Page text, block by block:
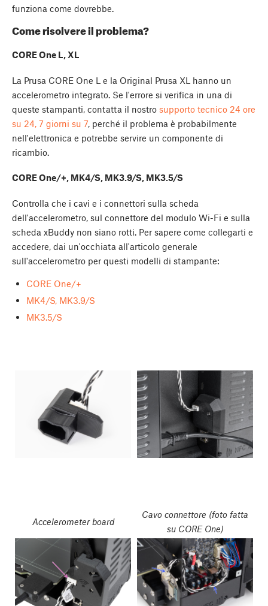
funziona come dovrebbe.
Come risolvere il problema?
CORE One L, XL
La Prusa CORE One L e la Original Prusa XL hanno un
accelerometro integrato. Se l'errore si verifica in una di
queste stampanti, contatta il nostro supporto tecnico 24 ore
su 24, 7 giorni su 7 , perché il problema è probabilmente
nell'elettronica e potrebbe servire un componente di
ricambio.
CORE One/+, MK4/S, MK3.9/S, MK3.5/S
Controlla che i cavi e i connettori sulla scheda
dell'accelerometro, sul connettore del modulo Wi-Fi e sulla
scheda xBuddy non siano rotti. Per sapere come collegarti e
accedere, dai un'occhiata all'articolo generale
sull'accelerometro per questi modelli di stampante:
CORE One/+
MK4/S, MK3.9/S
MK3.5/S
Accelerometer board
Cavo connettore (foto fatta
su CORE One)